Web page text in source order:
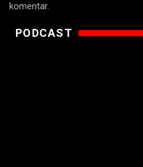
komentar.
PODCAST